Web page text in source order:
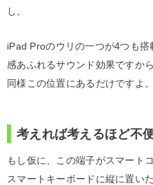
し。
iPad Proのウリの一つが4つも
感あふれるサウンド効果ですか
同様この位置にあるだけですよ。
考えれば考えるほど不
もし仮に、この端子がスマート
スマートキーボードに縦に置い